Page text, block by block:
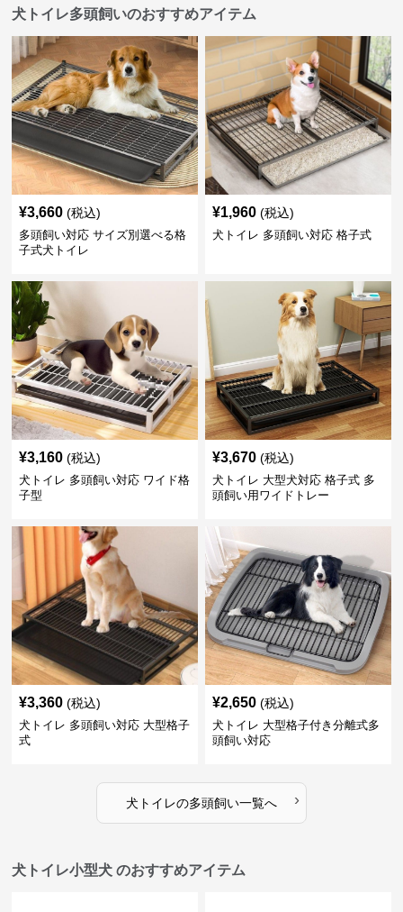
犬トイレ多頭飼いのおすすめアイテム
¥3,660 (税込)
多頭飼い対応 サイズ別選べる格
子式犬トイレ
¥1,960 (税込)
犬トイレ 多頭飼い対応 格子式
¥3,160 (税込)
犬トイレ 多頭飼い対応 ワイド格
子型
¥3,670 (税込)
犬トイレ 大型犬対応 格子式 多
頭飼い用ワイドトレー
¥3,360 (税込)
犬トイレ 多頭飼い対応 大型格子
式
¥2,650 (税込)
犬トイレ 大型格子付き分離式多
頭飼い対応
犬トイレの多頭飼い一覧へ ›
犬トイレ小型犬 のおすすめアイテム